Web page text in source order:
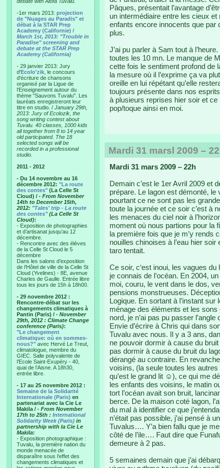
-1er mars 2013: projection
de "Nuages au Paradis" et
débat à la STAR Prep
Academy (Californie) /
March 1st, 2013: "Trouble in
Paradise" screening and
debate at the STAR Prep
Academy (California)
- 29 janvier 2013: Jury
d'Ecolo'zik , le concours
d'écriture de chansons
organisé par la Ligue de
l'Enseignement autour du
thème "Sauvons Tuvalu". Les
lauréats enregistreront leur
titre en studio. / January 29th,
2013: Jury of Ecolozik, the
song writing contest about
Tuvalu. 40 classes, 1000 kids
all together from 8 to 14 year
old participated. The 18
selected songs will be
recorded in a professional
studio.
2011 - 2012
- Du 14 novembre au 16
décembre 2012: "La route
des contes" (La Celle St
Cloud) / - From November
14th to December 15th,
2012: "Tales' trip - La route
des contes"(La Celle St
Cloud):
- Exposition de photographies
et d’artisanat jusqu’au 12
décembre.
- Rencontre avec des élèves
de la Celle St Cloud le 5
décembre
Dans les salons d’exposition
de l’Hôtel de ville de la Celle St
Cloud (Yvelines) - 8E, avenue
Charles de Gaulle. Entrée libre
tous les jours de 15h à 18h00.
- 29 novembre 2012 :
Rencontre-débat sur les
changements climatiques à
Pantin (Paris) / - November
29th, 2012 : Climate Change
conference (Paris):
"Le changement
climatique: où en sommes-
nous?" avec Hervé Le Treut,
climatologue, membre du
GIEC. Salle polyvalente de
l’Ecole Saint-Exupéry - 40,
quai de l’Aisne. A 18h30,
entrée libre.
- 17 au 25 novembre 2012 :
Semaine de la Solidarité
Internationale (Paris) en
partenariat avec la Cie Le
Makila / - From November
17th to 25th : International
Solidarity Week (Paris) in
partnership with la Cie Le
Makila:
- Exposition photographique :
Tuvalu, la première nation du
monde menacée de
disparaître sous l’effet des
changements climatiques et
Pâques, présentait l’avantage
un intermédiaire entre les cieux
enfants encore innocents que
plus.
J’ai pu parler à Sam tout à
toutes les 10 mn. Le manque de
cette fois le sentiment profond
la mesure où il l’exprime ça va
oreille en lui répétant qu’elle
toujours présente dans nos
à plusieurs reprises hier soir et
pop/toque ainsi en moi.
Mardi 31 marsl 2009 –
Mardi 31 mars 2009 – 22h
Demain c’est le 1er Avril 2009 et
prépare. Le lagon est démonté, le
pourtant ce ne sont pas les
toute la journée et ce soir c’est à
les menaces du ciel noir à
moment où nous partions pour la
la première fois que je m’y rends
nouilles chinoises à l’eau hier
taro tentait.
Ce soir, c‘est inoui, les vagues
je connais de l’océan. En 2004,
moi, couru, le vent dans le dos,
pensions monstrueuses.
Logique. En sortant à l’instant
ménage des éléments et les sons
nord, je n’ai pas pu passer
Envie d’écrire à Chris qui dans
Tuvalu avec nous. Il y a 3 ans,
ne pouvoir dormir à cause du
pas dormir à cause du bruit du
dérangé au contraire. En
voisins, (la seule toutes les
qu’est le grand lit ☺), ce qui me
les enfants des voisins, le matin
tort l’océan avait son bruit,
berce. De la maison coté lagon,
du mal à identifier ce que
n’était pas possible, j’ai pensé à
Tuvalus…. Y’a bien fallu que je me
côté de l’ile…. Faut dire que
demeure à 2 pas.
5 semaines demain que j’ai